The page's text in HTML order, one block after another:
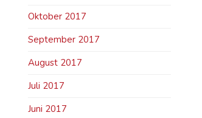
Oktober 2017
September 2017
August 2017
Juli 2017
Juni 2017